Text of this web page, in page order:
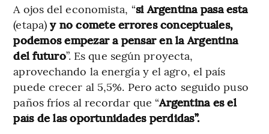
A ojos del economista, “si Argentina pasa esta
(etapa)y no comete errores conceptuales,
podemos empezar a pensar en la Argentina
del futuro”. Es que según proyecta,
aprovechando la energía y el agro, el país
puede crecer al 5,5%. Pero acto seguido puso
paños fríos al recordar que “Argentina es el
país de las oportunidades perdidas”.